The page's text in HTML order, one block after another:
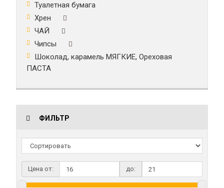
Туалетная бумага
Хрен
ЧАЙ
Чипсы
Шоколад, карамель МЯГКИЕ, Ореховая
ПАСТА
ФИЛЬТР
Цена от: до: